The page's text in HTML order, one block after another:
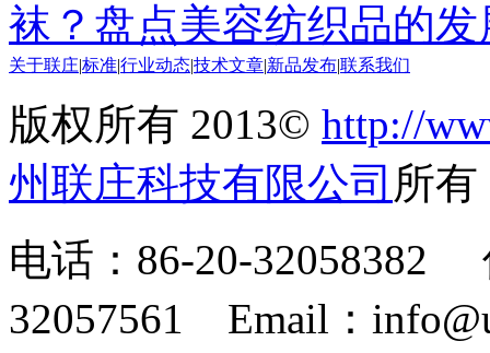
袜？盘点美容纺织品的发
关于联庄标准行业动态技术文章 新品发布联系我们
版权所有 2013© http://
州联庄科技有限公司 所
电话：86-20-32058382
32057561 Email：